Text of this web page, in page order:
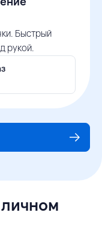
Быстрый
рукой.
личном